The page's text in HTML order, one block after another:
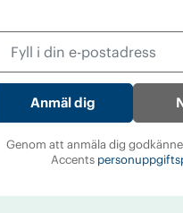
Genom att anmäla dig
Accents